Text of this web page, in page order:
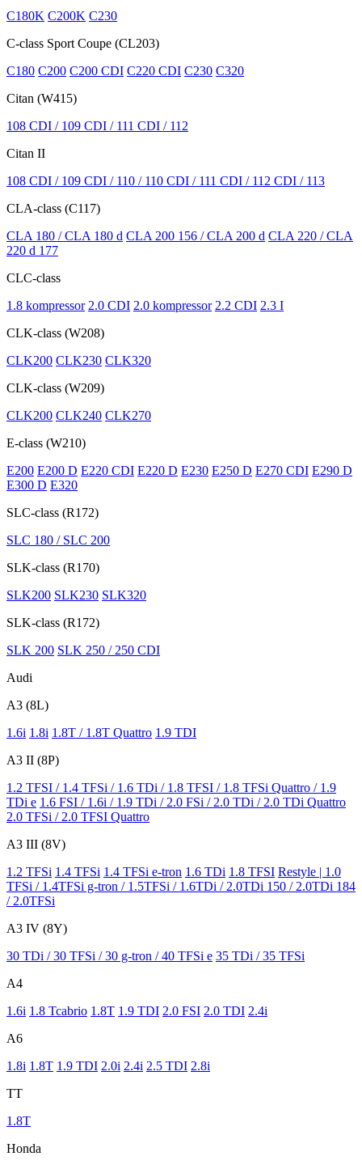
C180K C200K C230
C-class Sport Coupe (CL203)
C180 C200 C200 CDI C220 CDI C230 C320
Citan (W415)
108 CDI / 109 CDI / 111 CDI / 112
Citan II
108 CDI / 109 CDI / 110 / 110 CDI / 111 CDI / 112 CDI / 113
CLA-class (C117)
CLA 180 / CLA 180 d CLA 200 156 / CLA 200 d CLA 220 / CLA
220 d 177
CLC-class
1.8 kompressor 2.0 CDI 2.0 kompressor 2.2 CDI 2.3 I
CLK-class (W208)
CLK200 CLK230 CLK320
CLK-class (W209)
CLK200 CLK240 CLK270
E-class (W210)
E200 E200 D E220 CDI E220 D E230 E250 D E270 CDI E290 D
E300 D E320
SLC-class (R172)
SLC 180 / SLC 200
SLK-class (R170)
SLK200 SLK230 SLK320
SLK-class (R172)
SLK 200 SLK 250 / 250 CDI
Audi
A3 (8L)
1.6i 1.8i 1.8T / 1.8T Quattro 1.9 TDI
A3 II (8P)
1.2 TFSI / 1.4 TFSi / 1.6 TDi / 1.8 TFSI / 1.8 TFSi Quattro / 1.9
TDi e 1.6 FSI / 1.6i / 1.9 TDi / 2.0 FSi / 2.0 TDi / 2.0 TDi Quattro
2.0 TFSi / 2.0 TFSI Quattro
A3 III (8V)
1.2 TFSi 1.4 TFSi 1.4 TFSi e-tron 1.6 TDi 1.8 TFSI Restyle | 1.0
TFSi / 1.4TFSi g-tron / 1.5TFSi / 1.6TDi / 2.0TDi 150 / 2.0TDi 184
/ 2.0TFSi
A3 IV (8Y)
30 TDi / 30 TFSi / 30 g-tron / 40 TFSi e 35 TDi / 35 TFSi
A4
1.6i 1.8 Tcabrio 1.8T 1.9 TDI 2.0 FSI 2.0 TDI 2.4i
A6
1.8i 1.8T 1.9 TDI 2.0i 2.4i 2.5 TDI 2.8i
TT
1.8T
Honda